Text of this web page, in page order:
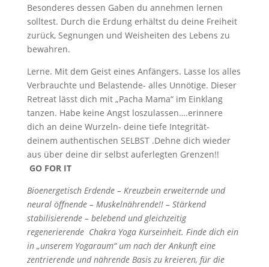
Besonderes dessen Gaben du annehmen lernen
solltest. Durch die Erdung erhältst du deine Freiheit
zurück, Segnungen und Weisheiten des Lebens zu
bewahren.
Lerne. Mit dem Geist eines Anfängers. Lasse los alles
Verbrauchte und Belastende- alles Unnötige. Dieser
Retreat lässt dich mit „Pacha Mama“ im Einklang
tanzen. Habe keine Angst loszulassen….erinnere
dich an deine Wurzeln- deine tiefe Integrität-
deinem authentischen SELBST .Dehne dich wieder
aus über deine dir selbst auferlegten Grenzen!!
GO FOR IT
Bioenergetisch Erdende – Kreuzbein erweiternde und
neural öffnende – Muskelnährende!! – Stärkend
stabilisierende – belebend und gleichzeitig
regenerierende Chakra Yoga Kurseinheit. Finde dich ein
in „unserem Yogaraum“ um nach der Ankunft eine
zentrierende und nährende Basis zu kreieren, für die